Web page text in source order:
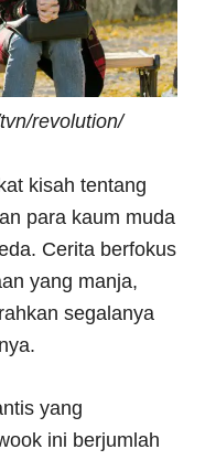
revolution/
kisah tentang
para kaum muda
Cerita berfokus
yang manja,
segalanya
yang
ini berjumlah